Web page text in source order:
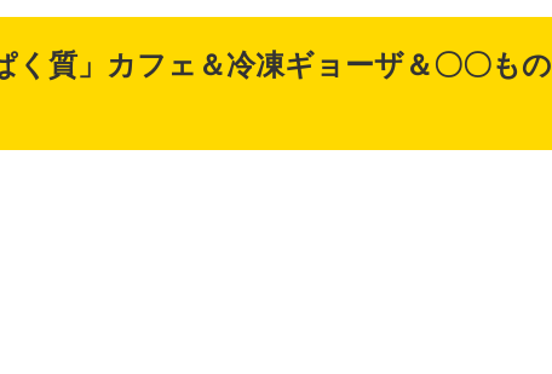
く質」カフェ＆冷凍ギョーザ＆〇〇もの